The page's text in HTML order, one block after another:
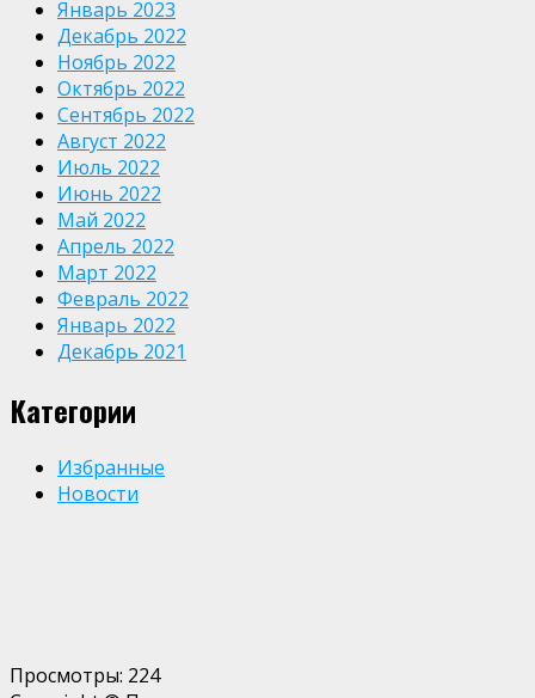
Январь 2023
Декабрь 2022
Ноябрь 2022
Октябрь 2022
Сентябрь 2022
Август 2022
Июль 2022
Июнь 2022
Май 2022
Апрель 2022
Март 2022
Февраль 2022
Январь 2022
Декабрь 2021
Категории
Избранные
Новости
Просмотры: 224